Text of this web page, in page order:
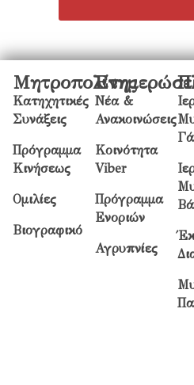
Μητροπολίτης
Κατηχητικές
Συνάξεις
Πρόγραμμα
Κινήσεως
Ομιλίες
Βιογραφικό
Νέα &
Ανακοινώσεις
Κοινότητα
Viber
Πρόγραμμα
Ενοριών
Αγρυπνίες